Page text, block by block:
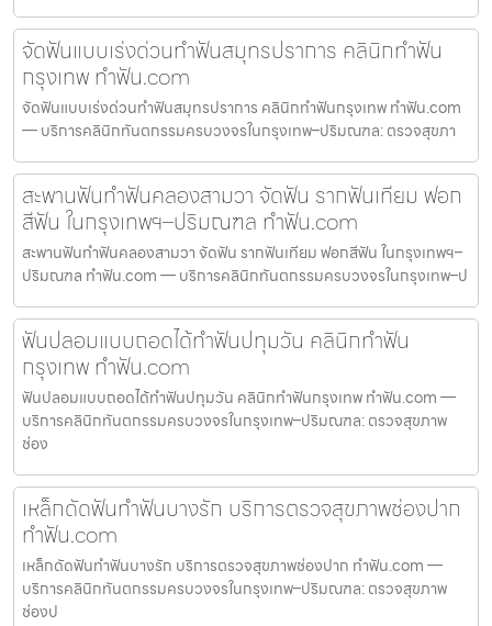
จัดฟันแบบเร่งด่วนทำฟันสมุทรปราการ คลินิกทำฟัน
กรุงเทพ ทำฟัน.com
จัดฟันแบบเร่งด่วนทำฟันสมุทรปราการ คลินิกทำฟันกรุงเทพ ทำฟัน.com
— บริการคลินิกทันตกรรมครบวงจรในกรุงเทพ–ปริมณฑล: ตรวจสุขภา
สะพานฟันทำฟันคลองสามวา จัดฟัน รากฟันเทียม ฟอก
สีฟัน ในกรุงเทพฯ–ปริมณฑล ทำฟัน.com
สะพานฟันทำฟันคลองสามวา จัดฟัน รากฟันเทียม ฟอกสีฟัน ในกรุงเทพฯ–
ปริมณฑล ทำฟัน.com — บริการคลินิกทันตกรรมครบวงจรในกรุงเทพ–ป
ฟันปลอมแบบถอดได้ทำฟันปทุมวัน คลินิกทำฟัน
กรุงเทพ ทำฟัน.com
ฟันปลอมแบบถอดได้ทำฟันปทุมวัน คลินิกทำฟันกรุงเทพ ทำฟัน.com —
บริการคลินิกทันตกรรมครบวงจรในกรุงเทพ–ปริมณฑล: ตรวจสุขภาพ
ช่อง
เหล็กดัดฟันทำฟันบางรัก บริการตรวจสุขภาพช่องปาก
ทำฟัน.com
เหล็กดัดฟันทำฟันบางรัก บริการตรวจสุขภาพช่องปาก ทำฟัน.com —
บริการคลินิกทันตกรรมครบวงจรในกรุงเทพ–ปริมณฑล: ตรวจสุขภาพ
ช่องป